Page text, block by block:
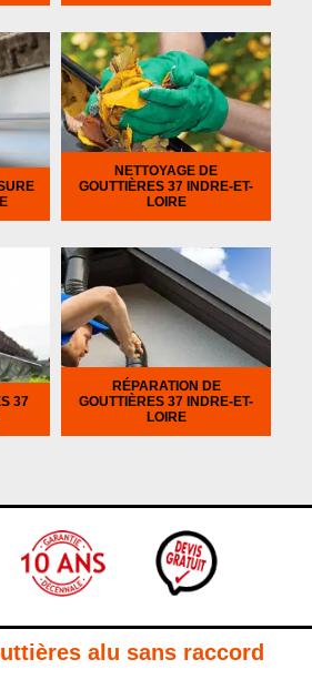
NETTOYAGE DE
GOUTTIÈRES 37 INDRE-ET-
LOIRE
37
RÉPARATION DE
GOUTTIÈRES 37 INDRE-ET-
LOIRE
alu sans raccord